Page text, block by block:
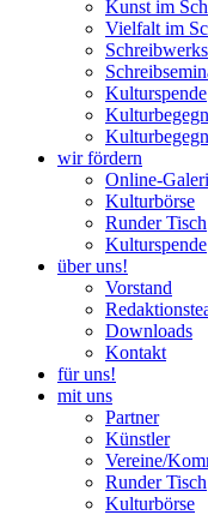
Kunst im
Vielfalt im
Kulturspende
wir fördern
Online-
Kulturbörse
Runder Tisch
Kulturspende
über uns!
Vorstand
Downloads
Kontakt
für uns!
mit uns
Partner
Künstler
Vereine/
Runder Tisch
Kulturbörse